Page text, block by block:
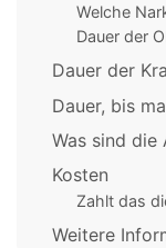
Welche
Dauer der
Dauer der
Dauer, bis
Was sind die
Kosten
Zahlt das
Weitere